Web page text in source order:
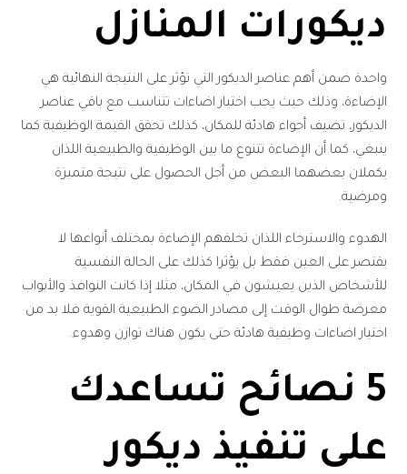
ديكورات المنازل
واحدة ضمن أهم عناصر الديكور التي تؤثر على النتيجة النهائية هي
الإضاءة، وذلك حيث يجب اختيار اضاءات تتناسب مع باقي عناصر
الديكور، تضيف أجواء هادئة للمكان، كذلك تحقق القيمة الوظيفية كما
ينبغي، كما أن الإضاءة تتنوع ما بين الوظيفية والطبيعية اللذان
يكملان بعضهما البعض من أجل الحصول على نتيجة متميزة
ومرضية.
الهدوء والاسترخاء اللذان تخلقهم الإضاءة بمختلف أنواعها لا
يقتصر على العين فقط بل يؤثرا كذلك على الحالة النفسية
للأشخاص الذين يعيشون في المكان، مثلا إذا كانت النوافذ والأبواب
معرضة طوال الوقت إلى مصادر الضوء الطبيعية القوية فلا بد من
اختيار اضاءات وظيفية هادئة حتى يكون هناك توازن وهدوء.
5 نصائح تساعدك
على تنفيذ ديكور